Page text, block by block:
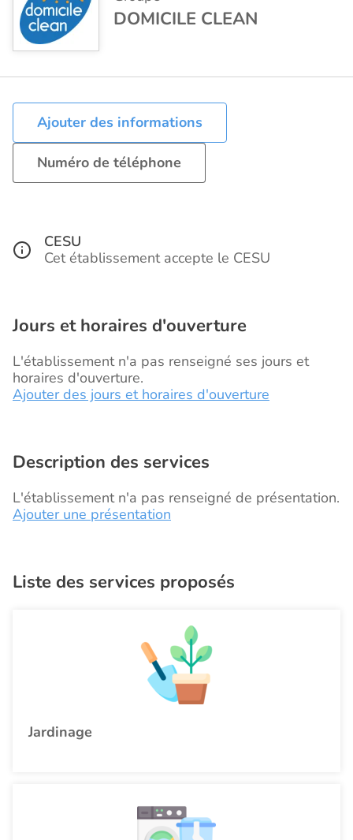
DOMICILE CLEAN
Ajouter des informations
Numéro de téléphone
CESU
Cet établissement accepte le CESU
Jours et horaires d'ouverture
L'établissement n'a pas renseigné ses jours et
horaires d'ouverture.
Ajouter des jours et horaires d'ouverture
Description des services
L'établissement n'a pas renseigné de présentation.
Ajouter une présentation
Liste des services proposés
Jardinage